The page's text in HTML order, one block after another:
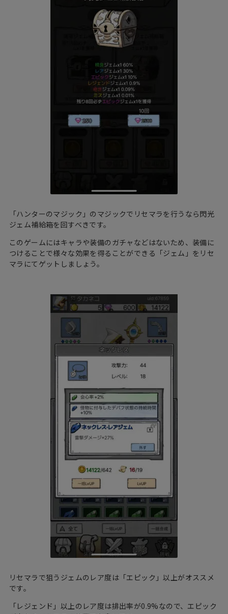
「ハンターのマジック」のマジックでリセマラを行うなら閃光
ジェム補給箱を回すべきです。
このゲームにはキャラや装備のガチャなどはないため、装備に
つけることで様々な効果を得ることができる「ジェム」をリセ
マラにてゲットしましょう。
リセマラで狙うジェムのレア度は「エピック」以上がオススメ
です。
「レジェンド」以上のレア度は排出率が0.9%なので、エピック